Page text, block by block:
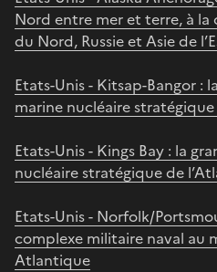
Nord entre mer et terre, à
du Nord, Russie et Asie de
Etats-Unis - Kitsap-Bangor :
marine nucléaire
Etats-Unis - Kings Bay : la
nucléaire stratégique de
Etats-Unis - Norfolk/
complexe militaire naval au
Atlantique